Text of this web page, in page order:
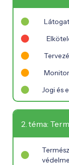
Jogi és
2. téma: